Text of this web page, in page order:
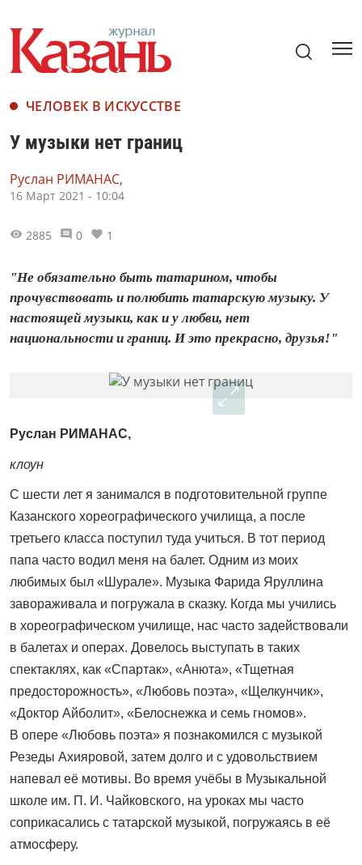
ЧЕЛОВЕК В ИСКУССТВЕ
У музыки нет границ
Руслан РИМАНАС,
16 Март 2021 - 10:04
2885 0 1
"Не обязательно быть татарином, чтобы
прочувствовать и полюбить татарскую музыку. У
настоящей музыки, как и у любви, нет
национальности и границ. И это прекрасно, друзья!"
Руслан РИМАНАС,
клоун
С шести лет я занимался в подготовительной группе
Казанского хореографического училища, а после
третьего класса поступил туда учиться. В тот период
папа часто водил меня на балет. Одним из моих
любимых был «Шурале». Музыка Фарида Яруллина
завораживала и погружала в сказку. Когда мы учились
в хореографическом училище, нас часто задействовали
в балетах и операх. Довелось выступать в таких
спектаклях, как «Спартак», «Анюта», «Тщетная
предосторожность», «Любовь поэта», «Щелкунчик»,
«Доктор Айболит», «Белоснежка и семь гномов».
В опере «Любовь поэта» я познакомился с музыкой
Резеды Ахияровой, затем долго и с удовольствием
напевал её мотивы. Во время учёбы в Музыкальной
школе им. П. И. Чайковского, на уроках мы часто
соприкасались с татарской музыкой, погружаясь в её
атмосферу.